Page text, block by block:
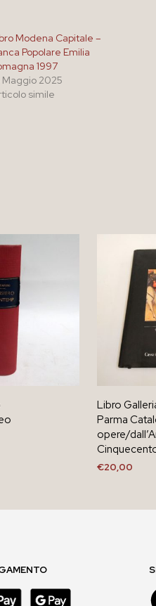
Modena Capitale –
Popolare Emilia
1997
Maggio 2025
simile
Libro
Parma
opere/
€20,00